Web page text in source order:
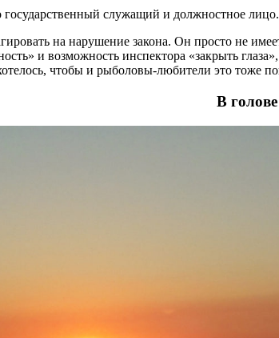
служащий и должностное
на нарушение закона. Он просто не
и возможность инспектора «закрыть
чтобы и рыболовы-любители это тоже
В